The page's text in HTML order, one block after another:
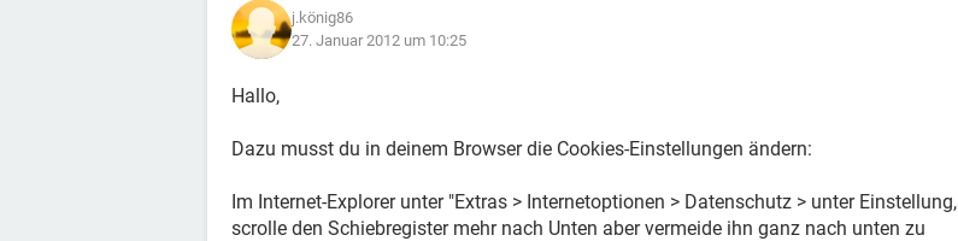
j.könig86
27. Januar 2012 um 10:25
Hallo,
Dazu musst du in deinem Browser die Cookies-Einstellungen ändern:
Im Internet-Explorer unter "Extras > Internetoptionen > Datenschutz > unter Einstellung,
scrolle den Schiebregister mehr nach Unten aber vermeide ihn ganz nach unten zu